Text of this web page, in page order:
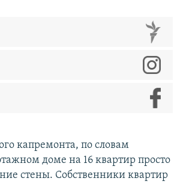
капремонта, по словам
доме на 16 квартир просто
стены. Собственники квартир